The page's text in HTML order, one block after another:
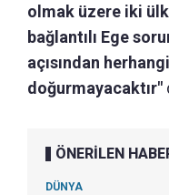
olmak üzere iki
bağlantılı Ege
açısından
doğurmayacaktır"
ÖNERİLEN
DÜNYA